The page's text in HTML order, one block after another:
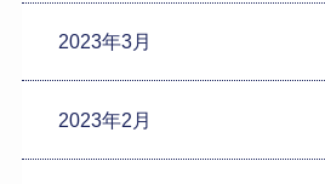
2023年3月
2023年2月